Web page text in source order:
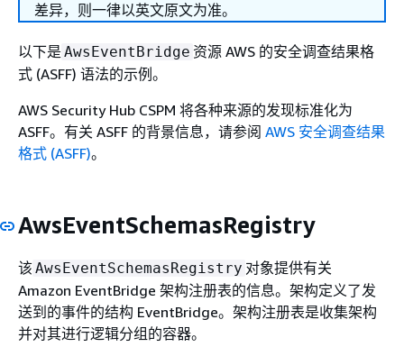
差异，则一律以英文原文为准。
以下是 AwsEventBridge 资源 AWS 的安全调查结果格
式 (ASFF) 语法的示例。
AWS Security Hub CSPM 将各种来源的发现标准化为
ASFF。有关 ASFF 的背景信息，请参阅 AWS 安全调查结果
格式 (ASFF)。
AwsEventSchemasRegistry
该 AwsEventSchemasRegistry 对象提供有关
Amazon EventBridge 架构注册表的信息。架构定义了发
送到的事件的结构 EventBridge。架构注册表是收集架构
并对其进行逻辑分组的容器。